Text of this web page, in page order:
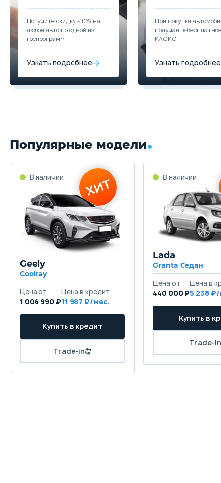
Получите скидку -10% на
любое авто по одной из
госпрограмм
Узнать подробнее
При покупке
получаете бесплатное
КАСКО
Узнать подробнее
Популярные модели
Geely
Coolray
1 006 990 ₽11 987
Lada
Granta Седан
440 000 ₽5 238